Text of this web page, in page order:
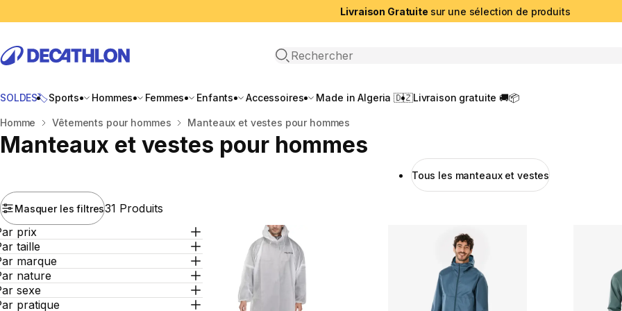
Livraison Gratuite sur une sélection de produits
Recherche ouverte
SOLDES🏷️Sports Hommes Femmes Enfants Accessoires Made in Algeria 🇩🇿Livraison gratuite 🚚📦
Accueil
Homme Vêtements pour hommes Manteaux et vestes pour hommes
Manteaux et vestes pour hommes
Tous les manteaux et vestes
Masquer les filtres31 Produits
prix
taille
marque
nature
sexe
pratique